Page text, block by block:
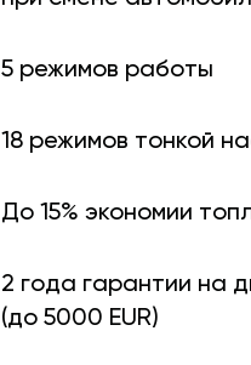
5 режимов работы
18 режимов тонкой
До 15% экономии
2 года гарантии на
(до 5000 EUR)